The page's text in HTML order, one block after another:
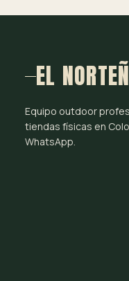
EL
Equipo outdoor
tiendas físicas en
WhatsApp.